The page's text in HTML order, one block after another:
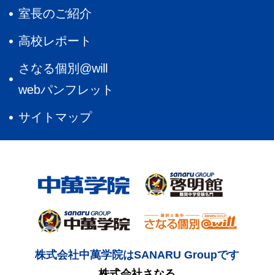
室長のご紹介
高校レポート
さなる個別@will
webパンフレット
サイトマップ
株式会社中萬学院はSANARU Groupです